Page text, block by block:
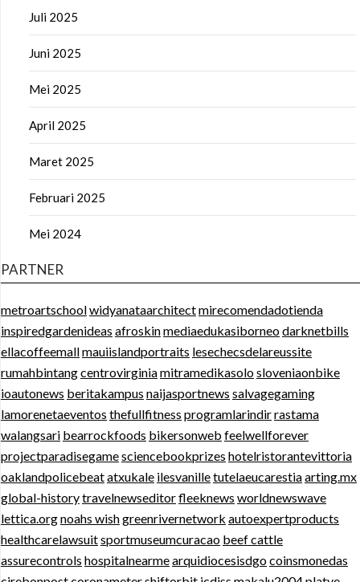
Juli 2025
Juni 2025
Mei 2025
April 2025
Maret 2025
Februari 2025
Mei 2024
PARTNER
metroartschoolwidyanataarchitectmirecomendadotienda
inspiredgardenideas afroskinmediaedukasiborneodarknetbills
ellacoffeemallmauiislandportraits lesechecsdelareussite
rumahbintangcentrovirginiamitramedikasolosloveniaonbike
ioautonews beritakampus naijasportnews salvagegaming
lamorenetaeventos thefullfitness programlarindirrastama
walangsari bearrockfoods bikersonweb feelwellforever
projectparadisegamesciencebookprizes hotelristorantevittoria
oaklandpolicebeatatxukale ilesvanilletutelaeucarestiaarting.mx
global-historytravelnewseditorfleeknews worldnewswave
lettica.orgnoahs wishgreenrivernetwork autoexpertproducts
healthcarelawsuitsportmuseumcuracao beef cattle
assurecontrols hospitalnearmearquidiocesisdgocoinsmonedas